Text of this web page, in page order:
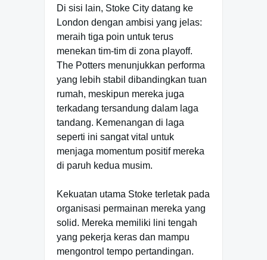
Di sisi lain, Stoke City datang ke
London dengan ambisi yang jelas:
meraih tiga poin untuk terus
menekan tim-tim di zona playoff.
The Potters menunjukkan performa
yang lebih stabil dibandingkan tuan
rumah, meskipun mereka juga
terkadang tersandung dalam laga
tandang. Kemenangan di laga
seperti ini sangat vital untuk
menjaga momentum positif mereka
di paruh kedua musim.
Kekuatan utama Stoke terletak pada
organisasi permainan mereka yang
solid. Mereka memiliki lini tengah
yang pekerja keras dan mampu
mengontrol tempo pertandingan.